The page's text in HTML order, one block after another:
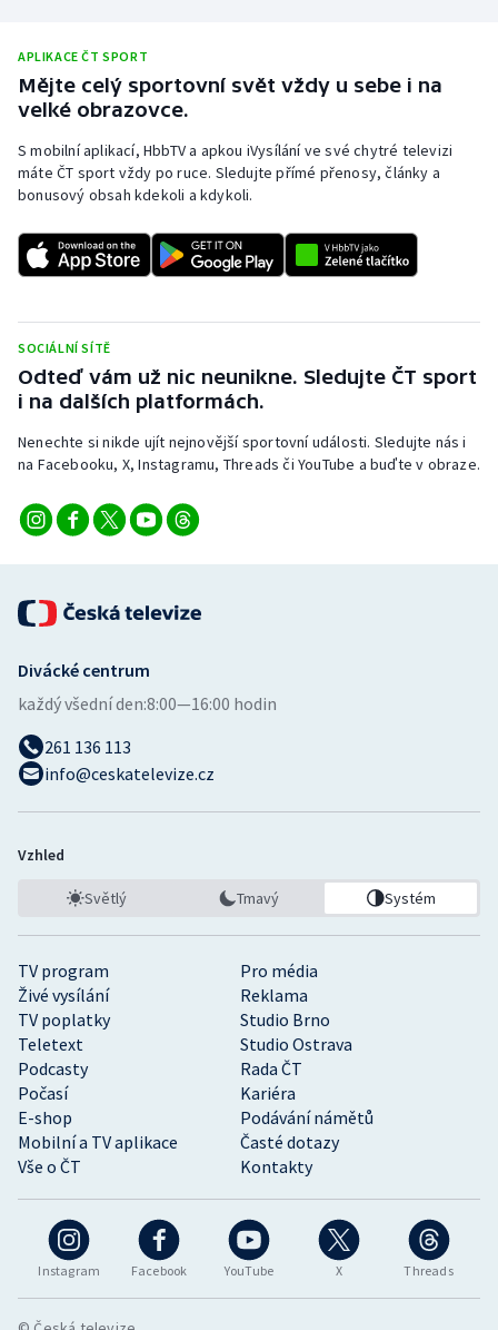
Ragby
Rychlostní kanoistika
Short track
Stolní tenis
Triatlon
Veslování
Vodní slalom
Volejbal
Ostatní
APLIKACE ČT SPORT
Mějte celý sportovní svět vždy u sebe i na
velké obrazovce.
S mobilní aplikací, HbbTV a apkou iVysílání ve své chytré televizi
máte ČT sport vždy po ruce. Sledujte přímé přenosy, články a
bonusový obsah kdekoli a kdykoli.
SOCIÁLNÍ SÍTĚ
Odteď vám už nic neunikne. Sledujte ČT sport
i na dalších platformách.
Nenechte si nikde ujít nejnovější sportovní události. Sledujte nás i
na Facebooku, X, Instagramu, Threads či YouTube a buďte v obraze.
Instagram Facebook YouTube X Threads
TV program
Pro média
Živé vysílání
Reklama
TV poplatky
Studio Brno
Teletext
Studio Ostrava
Podcasty
Rada ČT
Počasí
Kariéra
E-shop
Podávání námětů
Mobilní a TV aplikace
Časté dotazy
Vše o ČT
Kontakty
Divácké centrum
každý všední den:8:00—16:00 hodin
261 136 113
info@ceskatelevize.cz
Vzhled
Světlý Tmavý Systém